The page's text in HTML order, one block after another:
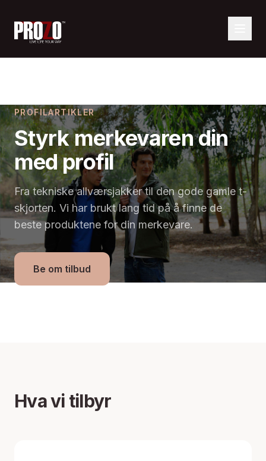
PROFILARTIKLER
Styrk merkevaren din
med profil
Fra tekniske allværsjakker til den gode gamle t-
skjorten. Vi har brukt lang tid på å finne de
beste produktene for din merkevare.
Be om tilbud
Hva vi tilbyr